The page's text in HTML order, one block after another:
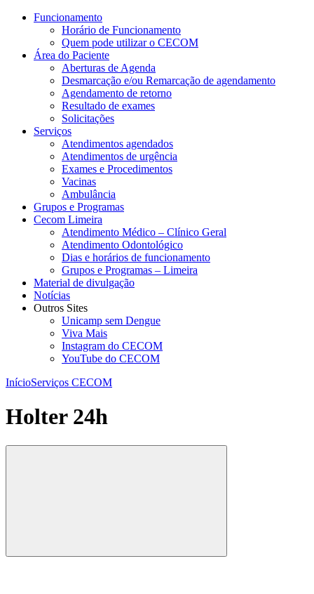
Funcionamento
Horário de Funcionamento
Quem pode utilizar o CECOM
Área do Paciente
Aberturas de Agenda
Desmarcação e/ou Remarcação de agendamento
Agendamento de retorno
Resultado de exames
Solicitações
Serviços
Atendimentos agendados
Atendimentos de urgência
Exames e Procedimentos
Vacinas
Ambulância
Grupos e Programas
Cecom Limeira
Atendimento Médico – Clínico Geral
Atendimento Odontológico
Dias e horários de funcionamento
Grupos e Programas – Limeira
Material de divulgação
Notícias
Outros Sites
Unicamp sem Dengue
Viva Mais
Instagram do CECOM
YouTube do CECOM
InícioServiços CECOM
Holter 24h
Compartilhar